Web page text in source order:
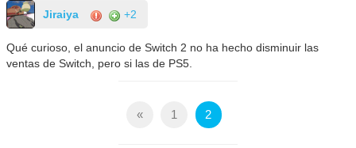
Jiraiya +2
Qué curioso, el anuncio de Switch 2 no ha hecho disminuir las
ventas de Switch, pero si las de PS5.
« 1 2